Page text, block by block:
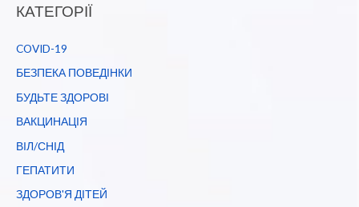
КАТЕГОРІЇ
COVID-19
БЕЗПЕКА ПОВЕДІНКИ
БУДЬТЕ ЗДОРОВІ
ВАКЦИНАЦІЯ
ВІЛ/СНІД
ГЕПАТИТИ
ЗДОРОВ'Я ДІТЕЙ